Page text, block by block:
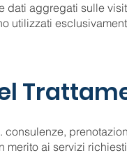
dati aggregati sulle
utilizzati
consulenze,
merito ai servizi